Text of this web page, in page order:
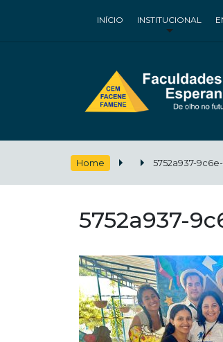
INÍCIO INSTITUCIONAL
Home 5752a937-
5752a937-